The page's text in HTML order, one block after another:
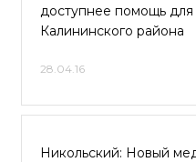
доступнее помощь для
Калининского района
28.04.16
Никольский: Новый